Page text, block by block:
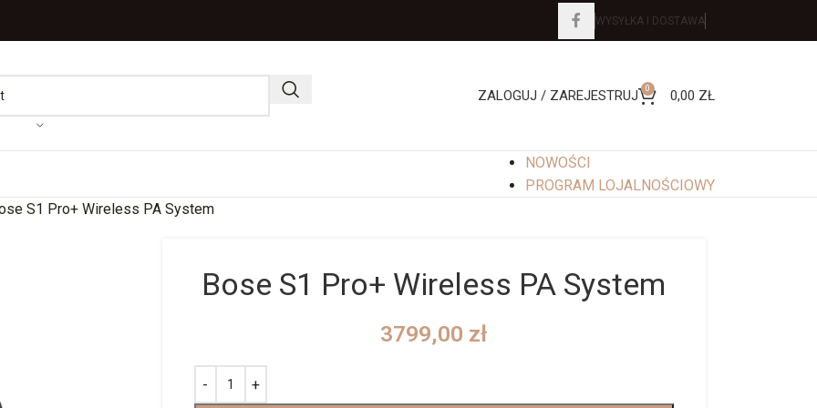
WYSYŁKA I DOSTAWA
ZALOGUJ / ZAREJESTRUJ 0 0,00 ZŁ
NOWOŚCI
PROGRAM LOJALNOŚCIOWY
S1 Pro+ Wireless PA System
Bose S1 Pro+ Wireless PA System
3799,00 zł